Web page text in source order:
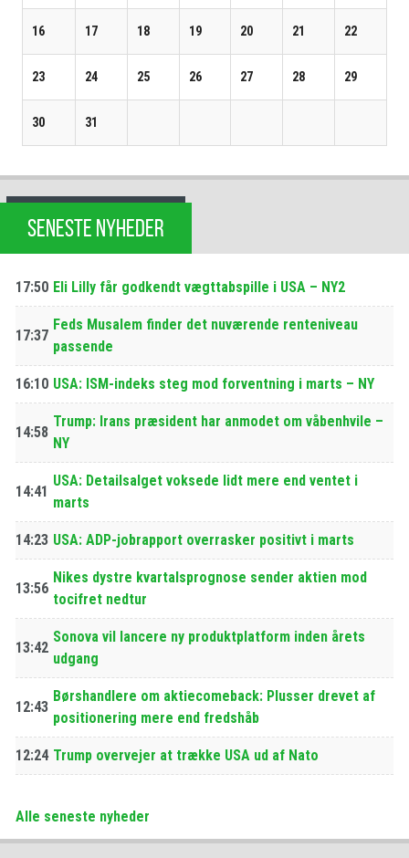
16 17 18 19 20 21 22
23 24 25 26 27 28 29
30 31
SENESTE NYHEDER
17:50 Eli Lilly får godkendt vægttabspille i USA – NY2
17:37
Feds Musalem finder det nuværende renteniveau
passende
16:10 USA: ISM-indeks steg mod forventning i marts – NY
14:58
Trump: Irans præsident har anmodet om våbenhvile –
NY
14:41
USA: Detailsalget voksede lidt mere end ventet i
marts
14:23 USA: ADP-jobrapport overrasker positivt i marts
13:56
Nikes dystre kvartalsprognose sender aktien mod
tocifret nedtur
13:42
Sonova vil lancere ny produktplatform inden årets
udgang
12:43
Børshandlere om aktiecomeback: Plusser drevet af
positionering mere end fredshåb
12:24 Trump overvejer at trække USA ud af Nato
Alle seneste nyheder